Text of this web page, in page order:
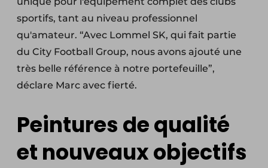
sportifs, tant au niveau professionnel
qu'amateur. “Avec Lommel SK, qui fait partie
du City Football Group, nous avons ajouté une
très belle référence à notre portefeuille”,
déclare Marc avec fierté.
Peintures de qualité
et nouveaux objectifs